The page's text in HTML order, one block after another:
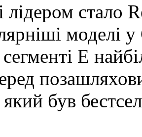
лідером стало
моделі
E
був